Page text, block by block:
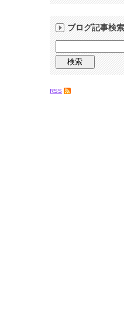
ブログ記事検索
RSS